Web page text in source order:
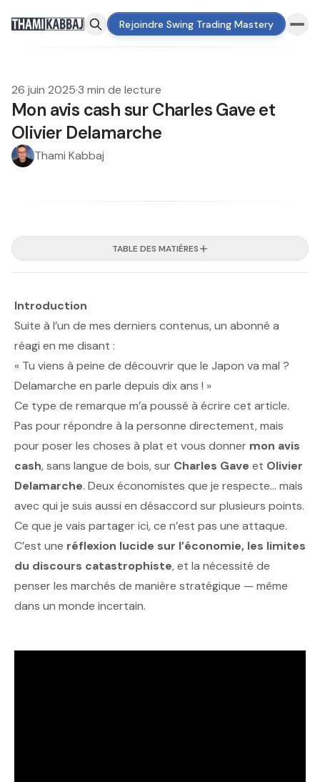
Rejoindre Swing Trading Mastery
26 juin 2025·3 min de lecture
Mon avis cash sur Charles Gave et
Olivier Delamarche
Thami Kabbaj
TABLE DES MATIÈRES
Introduction
Suite à l’un de mes derniers contenus, un abonné a
réagi en me disant :
« Tu viens à peine de découvrir que le Japon va mal ?
Delamarche en parle depuis dix ans ! »
Ce type de remarque m’a poussé à écrire cet article.
Pas pour répondre à la personne directement, mais
pour poser les choses à plat et vous donner mon avis
cash, sans langue de bois, sur Charles Gave et Olivier
Delamarche. Deux économistes que je respecte… mais
avec qui je suis aussi en désaccord sur plusieurs points.
Ce que je vais partager ici, ce n’est pas une attaque.
C’est une réflexion lucide sur l’économie, les limites
du discours catastrophiste, et la nécessité de
penser les marchés de manière stratégique — même
dans un monde incertain.